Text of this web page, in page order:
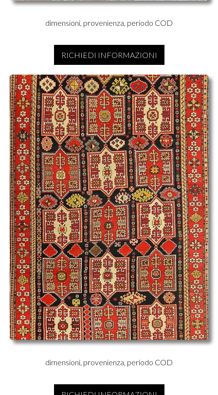
dimensioni, provenienza, periodo COD
RICHIEDI INFORMAZIONI
dimensioni, provenienza, periodo COD